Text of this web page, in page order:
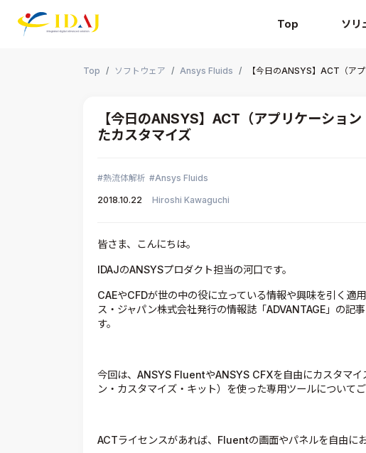
Top ソリ
Top ソフトウェア Ansys Fluids 【今日のANSYS】ACT（ア
【今日のANSYS】ACT（アプリケーショ
たカスタマイズ
熱流体解析 Ansys Fluids
2018.10.22 Hiroshi Kawaguchi
皆さま、こんにちは。
IDAJのANSYSプロダクト担当の河口です。
CAEやCFDが世の中の役に立っている情報や興味を引く適
ス・ジャパン株式会社発行の情報誌「ADVANTAGE」の記
す。
今回は、ANSYS FluentやANSYS CFXを自由にカスタマ
ン・カスタマイズ・キット）を使った専用ツールについてご
ACTライセンスがあれば、Fluentの画面やパネルを自由に